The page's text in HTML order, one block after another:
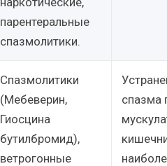
парентеральные
спазмолитики.
Спазмолитики
(Мебеверин,
Гиосцина
бутилбромид),
ветрогонные
спазма